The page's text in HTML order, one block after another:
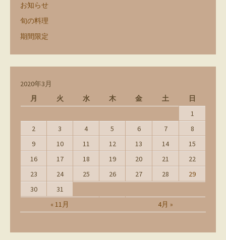
お知らせ
旬の料理
期間限定
2020年3月
月
火 水 木 金 土 日
« 11月 4月 »
1
2
3 4 5 6 7
8
9
10 11 12 13 14
15
16
17 18 19 20 21
22
23
24 25 26 27 28
29
30
31